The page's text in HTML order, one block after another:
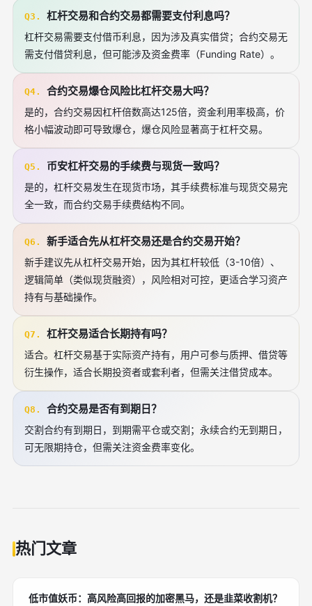
Q3. 杠杆交易和合约交易都需要支付利息吗？
杠杆交易需要支付借币利息，因为涉及真实借贷；合约交易无
需支付借贷利息，但可能涉及资金费率（Funding Rate）。
Q4. 合约交易爆仓风险比杠杆交易大吗？
是的，合约交易因杠杆倍数高达125倍，资金利用率极高，价
格小幅波动即可导致爆仓，爆仓风险显著高于杠杆交易。
Q5. 币安杠杆交易的手续费与现货一致吗？
是的，杠杆交易发生在现货市场，其手续费标准与现货交易完
全一致，而合约交易手续费结构不同。
Q6. 新手适合先从杠杆交易还是合约交易开始？
新手建议先从杠杆交易开始，因为其杠杆较低（3-10倍）、
逻辑简单（类似现货融资），风险相对可控，更适合学习资产
持有与基础操作。
Q7. 杠杆交易适合长期持有吗？
适合。杠杆交易基于实际资产持有，用户可参与质押、借贷等
衍生操作，适合长期投资者或套利者，但需关注借贷成本。
Q8. 合约交易是否有到期日？
交割合约有到期日，到期需平仓或交割；永续合约无到期日，
可无限期持仓，但需关注资金费率变化。
热门文章
低市值妖币：高风险高回报的加密黑马，还是韭菜收割机？